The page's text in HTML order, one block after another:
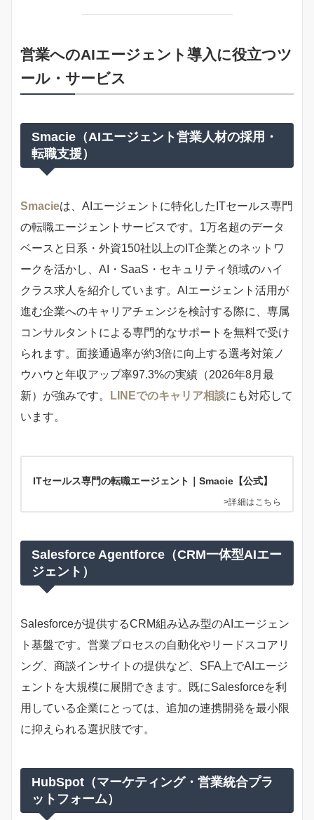
営業へのAIエージェント導入に役立つツ
ール・サービス
Smacie（AIエージェント営業人材の採用・
転職支援）
Smacieは、AIエージェントに特化したITセールス専門
の転職エージェントサービスです。1万名超のデータ
ベースと日系・外資150社以上のIT企業とのネットワ
ークを活かし、AI・SaaS・セキュリティ領域のハイ
クラス求人を紹介しています。AIエージェント活用が
進む企業へのキャリアチェンジを検討する際に、専属
コンサルタントによる専門的なサポートを無料で受け
られます。面接通過率が約3倍に向上する選考対策ノ
ウハウと年収アップ率97.3%の実績（2026年8月最
新）が強みです。
LINEでのキャリア相談にも対応して
います。
ITセールス専門の転職エージェント｜Smacie【公式】
>詳細はこちら
Salesforce Agentforce（CRM一体型AIエー
ジェント）
Salesforceが提供するCRM組み込み型のAIエージェン
ト基盤です。営業プロセスの自動化やリードスコアリ
ング、商談インサイトの提供など、SFA上でAIエージ
ェントを大規模に展開できます。既にSalesforceを利
用している企業にとっては、追加の連携開発を最小限
に抑えられる選択肢です。
HubSpot（マーケティング・営業統合プラ
ットフォーム）